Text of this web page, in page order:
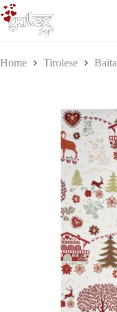
Salta
al
contenuto
Home Tirolese Baita